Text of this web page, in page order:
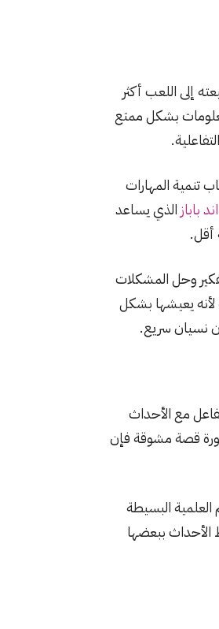
إلى اللعب أكثر
بشكل ممتع
تنمية المهارات
باباز الذي يساعد
أقل.
وحل المشكلات
لأنه يعيشها بشكل
نسيان سريع.
مع الأحداث
قصة مشوقة فإن
البسيطة
الأحداث ببعضها